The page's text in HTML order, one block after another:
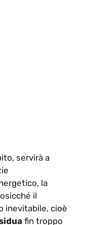
servirà a
la
il
inevitabile, cioè
fin troppo